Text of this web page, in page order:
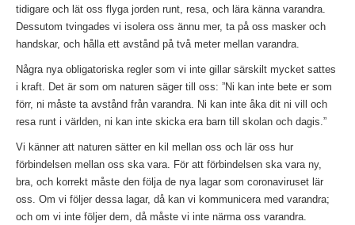
tidigare och lät oss flyga jorden runt, resa, och lära känna varandra.
Dessutom tvingades vi isolera oss ännu mer, ta på oss masker och
handskar, och hålla ett avstånd på två meter mellan varandra.
Några nya obligatoriska regler som vi inte gillar särskilt mycket sattes
i kraft. Det är som om naturen säger till oss: ”Ni kan inte bete er som
förr, ni måste ta avstånd från varandra. Ni kan inte åka dit ni vill och
resa runt i världen, ni kan inte skicka era barn till skolan och dagis.”
Vi känner att naturen sätter en kil mellan oss och lär oss hur
förbindelsen mellan oss ska vara. För att förbindelsen ska vara ny,
bra, och korrekt måste den följa de nya lagar som coronaviruset lär
oss. Om vi ​​följer dessa lagar, då kan vi kommunicera med varandra;
och om vi inte följer dem, då måste vi inte närma oss varandra.